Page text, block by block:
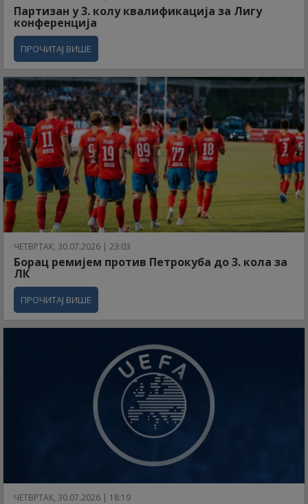
Партизан у 3. колу квалификација за Лигу
конференција
ПРОЧИТАЈ ВИШЕ
ЧЕТВРТАК, 30.07.2026 | 23:03
Борац ремијем против Петрокуба до 3. кола за
ЛК
ПРОЧИТАЈ ВИШЕ
ЧЕТВРТАК, 30.07.2026 | 18:19